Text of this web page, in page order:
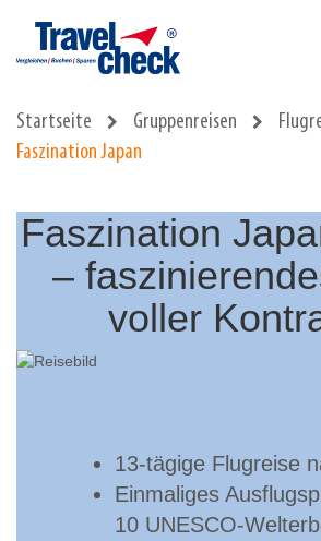
Startseite Gruppenreisen
Faszination Japan
Faszination
–
voller
13-tägige Flugreise
Einmaliges
10 UNESCO-